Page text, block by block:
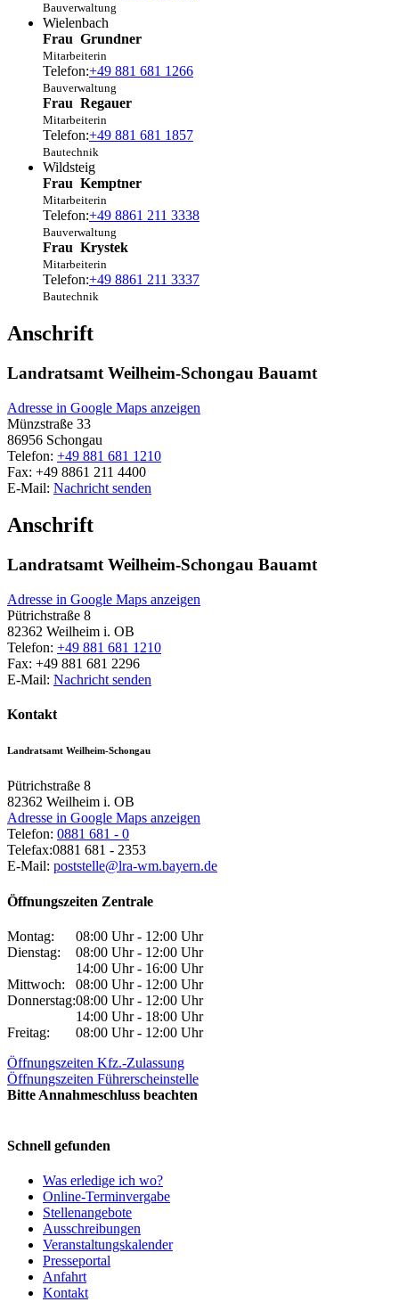
Bauverwaltung
Wielenbach
Frau Grundner
Mitarbeiterin
Telefon:+49 881 681 1266
Bauverwaltung
Frau Regauer
Mitarbeiterin
Telefon:+49 881 681 1857
Bautechnik
Wildsteig
Frau Kemptner
Mitarbeiterin
Telefon:+49 8861 211 3338
Bauverwaltung
Frau Krystek
Mitarbeiterin
Telefon:+49 8861 211 3337
Bautechnik
Anschrift
Landratsamt Weilheim-Schongau Bauamt
Adresse in Google Maps anzeigen
Münzstraße 33
86956 Schongau
Telefon: +49 881 681 1210
Fax: +49 8861 211 4400
E-Mail: Nachricht senden
Anschrift
Landratsamt Weilheim-Schongau Bauamt
Adresse in Google Maps anzeigen
Pütrichstraße 8
82362 Weilheim i. OB
Telefon: +49 881 681 1210
Fax: +49 881 681 2296
E-Mail: Nachricht senden
Kontakt
Landratsamt Weilheim-Schongau
Pütrichstraße 8
82362 Weilheim i. OB
Adresse in Google Maps anzeigen
Telefon: 0881 681 - 0
Telefax:0881 681 - 2353
E-Mail: poststelle@lra-wm.bayern.de
Öffnungszeiten Zentrale
Montag:
08:00 Uhr - 12:00 Uhr
Dienstag:
08:00 Uhr - 12:00 Uhr
14:00 Uhr - 16:00 Uhr
Mittwoch:
08:00 Uhr - 12:00 Uhr
Donnerstag:08:00 Uhr - 12:00 Uhr
14:00 Uhr - 18:00 Uhr
Freitag:
08:00 Uhr - 12:00 Uhr
Öffnungszeiten Kfz.-Zulassung
Öffnungszeiten Führerscheinstelle
Bitte Annahmeschluss beachten
Schnell gefunden
Was erledige ich wo?
Online-Terminvergabe
Stellenangebote
Ausschreibungen
Veranstaltungskalender
Presseportal
Anfahrt
Kontakt